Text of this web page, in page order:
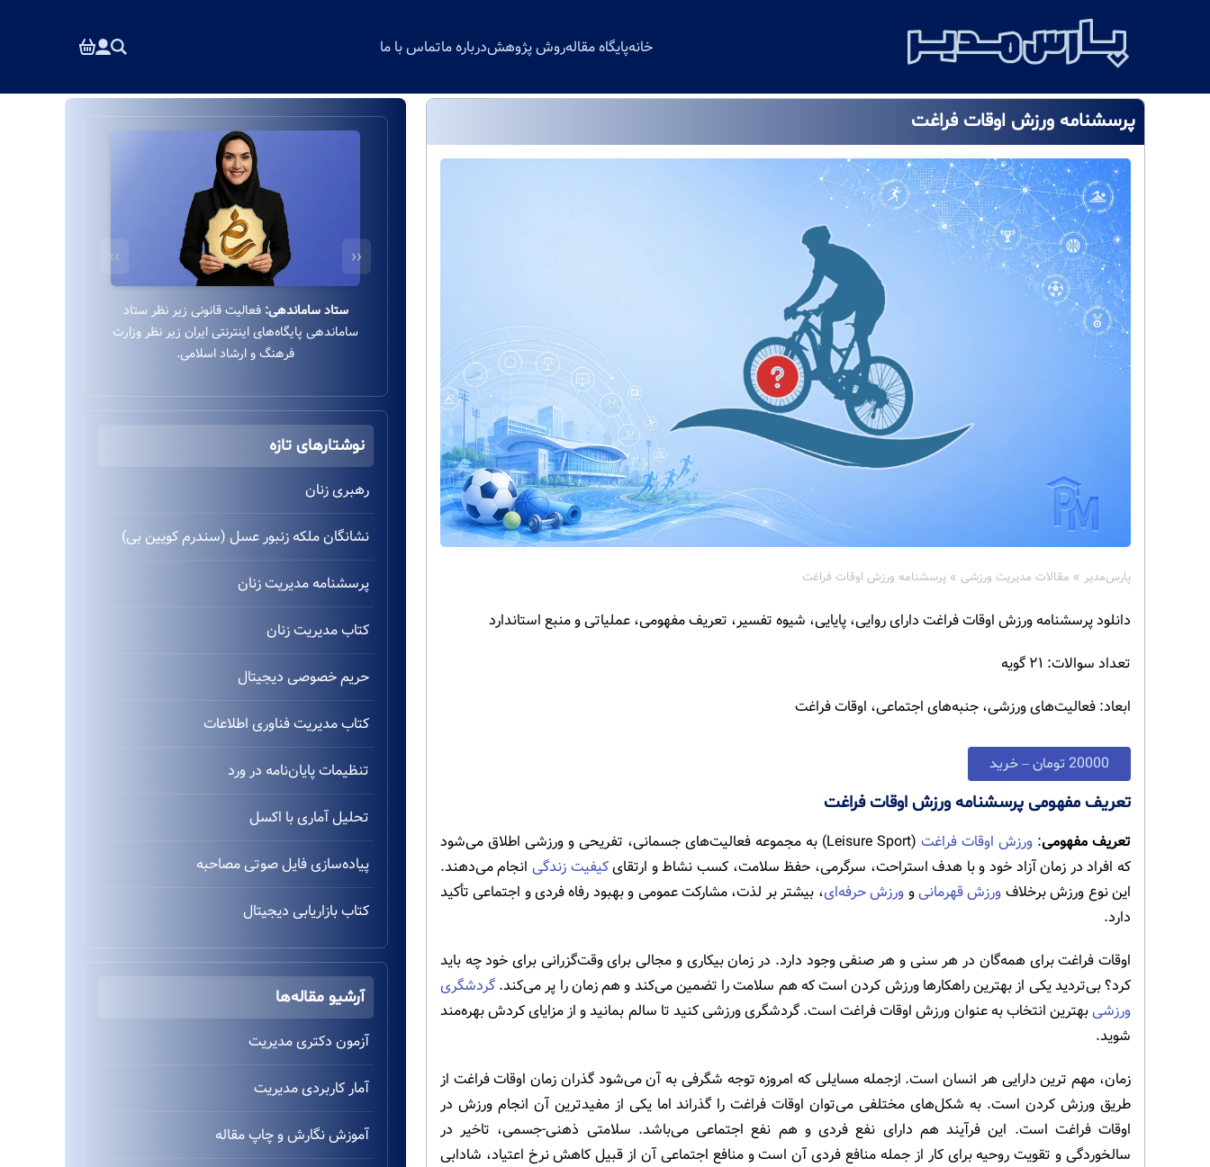
خانهپایگاه مقالهروش پژوهشدرباره ماتماس با ما
پرسشنامه ورزش اوقات فراغت
پارس‌مدیر » مقالات مدیریت ورزشی » پرسشنامه ورزش اوقات فراغت
دانلود پرسشنامه ورزش اوقات فراغت دارای روایی، پایایی، شیوه تفسیر، تعریف مفهومی، عملیاتی و منبع استاندارد
تعداد سوالات: ۲۱ گویه
ابعاد: فعالیت‌های ورزشی، جنبه‌های اجتماعی، اوقات فراغت
20000 تومان – خرید
تعریف مفهومی پرسشنامه ورزش اوقات فراغت
تعریف مفهومی: ورزش اوقات فراغت
(Leisure Sport) به مجموعه فعالیت‌های جسمانی، تفریحی و ورزشی اطلاق می‌شود
که افراد در زمان آزاد خود و با هدف استراحت، سرگرمی، حفظ سلامت، کسب نشاط و ارتقایکیفیت زندگیانجام می‌دهند.
این نوع ورزش برخلاف ورزش قهرمانیو ورزش حرفه‌ای، بیشتر بر لذت، مشارکت عمومی و بهبود رفاه فردی و اجتماعی تأکید
دارد.
اوقات فراغت برای همه‌گان در هر سنی و هر صنفی وجود دارد. در زمان بیکاری و مجالی برای وقت‌گزرانی برای خود چه باید
کرد؟ بی‌تردید یکی از بهترین راهکارها ورزش کردن است که هم سلامت را تضمین می‌کند و هم زمان را پر می‌کند.گردشگری
ورزشیبهترین انتخاب به عنوان ورزش اوقات فراغت است. گردشگری ورزشی کنید تا سالم بمانید و از مزایای کردش بهره‌مند
شوید.
زمان، مهم ترین دارایی هر انسان است. ازجمله مسایلی که امروزه توجه شگرفی به آن می‌شود گذران زمان اوقات فراغت از
طریق ورزش کردن است. به شکل‌های مختلفی می‌توان اوقات فراغت را گذراند اما یکی از مفیدترین آن انجام ورزش در
اوقات فراغت است. این فرآیند هم دارای نفع فردی و هم نفع اجتماعی می‌باشد. سلامتی ذهنی-جسمی، تاخیر در
سالخوردگی و تقویت روحیه برای کار از جمله منافع فردی آن است و منافع اجتماعی آن از قبیل کاهش نرخ اعتیاد، شادابی
درگاه بانکی ایمن:استفاده از درگاه بانکی ایمن و
مستقیم به‌پرداخت زیر نظر بانک ملت بدون واسطه.
‹‹
››
نوشتارهای تازه
رهبری زنان
نشانگان ملکه زنبور عسل (سندرم کویین بی)
پرسشنامه مدیریت زنان
کتاب مدیریت زنان
حریم خصوصی دیجیتال
کتاب مدیریت فناوری اطلاعات
تنظیمات پایان‌نامه در ورد
تحلیل آماری با اکسل
پیاده‌سازی فایل صوتی مصاحبه
کتاب بازاریابی دیجیتال
آرشیو مقاله‌ها
آزمون دکتری مدیریت
آمار کاربردی مدیریت
آموزش نگارش و چاپ مقاله